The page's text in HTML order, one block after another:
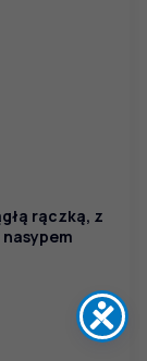
rączką, z
nasypem